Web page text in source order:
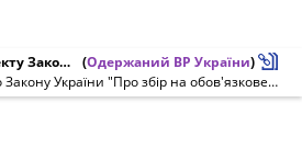
Висновок до проекту Закону України від 14.04.2021 № 4614 (Одержаний ВР України)
Про внесення змін до Закону України "Про збір на обов'язкове державне пенсійне страхування" (щодо врегулювання збору на обов'язкове державне пенсійне страхування з ювелірних виробів)